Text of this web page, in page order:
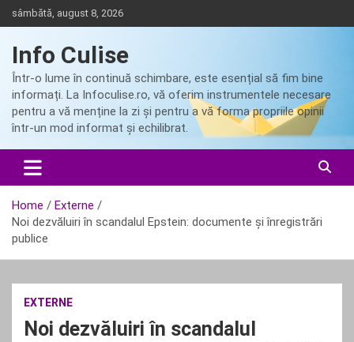
Skip
to
sâmbătă, august 8, 2026
Info Culise
Într-o lume în continuă schimbare, este esențial să fim bine
informați. La Infoculise.ro, vă oferim instrumentele necesare
pentru a vă menține la zi și pentru a vă forma propriile opinii
într-un mod informat și echilibrat.
Home
Externe
Noi dezvăluiri în scandalul Epstein: documente și înregistrări
publice
EXTERNE
Noi dezvăluiri în scandalul